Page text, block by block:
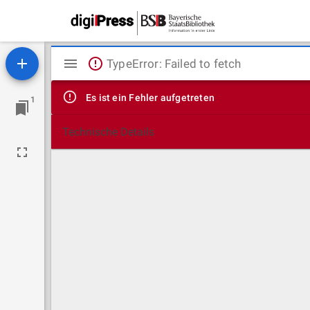
1
Mirador
Viewer
TypeError: Failed to fetch
Es ist ein Fehler aufgetreten
Technische Details